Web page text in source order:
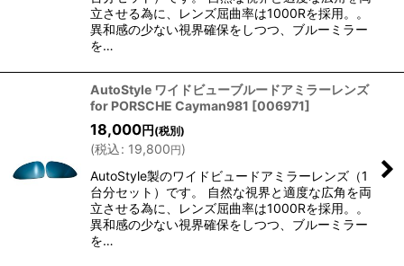
立させる為に、レンズ屈曲率は1000Rを採用。。
異和感の少ない視界確保をしつつ、ブルーミラー
を…
AutoStyle ワイドビューブルードアミラーレンズ
for PORSCHE Cayman981 [006971]
18,000円 (税別)
(税込: 19,800円)
AutoStyle製のワイドビュードアミラーレンズ（1
台分セット）です。 自然な視界と適度な広角を両
立させる為に、レンズ屈曲率は1000Rを採用。。
異和感の少ない視界確保をしつつ、ブルーミラー
を…